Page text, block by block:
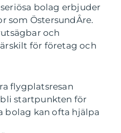
bolag erbjuder
som ÖstersundÅre.
och
för företag och
flygplatsresan
bli startpunkten för
bolag kan ofta hjälpa